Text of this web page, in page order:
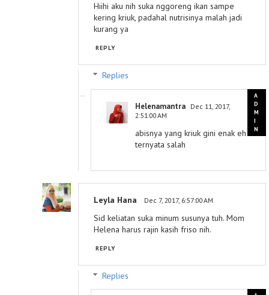
Hiihi aku nih suka nggoreng ikan sampe
kering kriuk, padahal nutrisinya malah jadi
kurang ya
REPLY
Replies
Helenamantra Dec 11, 2017,
2:51:00 AM
abisnya yang kriuk gini enak eh
ternyata salah
Leyla Hana Dec 7, 2017, 6:57:00 AM
Sid keliatan suka minum susunya tuh. Mom
Helena harus rajin kasih friso nih.
REPLY
Replies